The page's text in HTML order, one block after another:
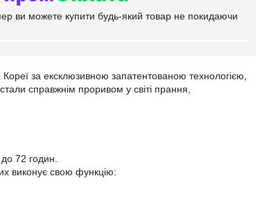
ви можете купити будь-який товар не покидаючи
Кореї за ексклюзивною запатентованою технологією,
справжнім проривом у світі прання,
72 годин.
виконує свою функцію: